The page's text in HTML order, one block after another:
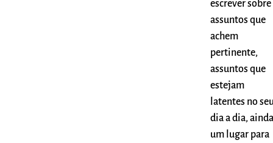
escrever sobre
assuntos que
achem
pertinente,
assuntos que
estejam
latentes no
dia a dia,
um lugar para